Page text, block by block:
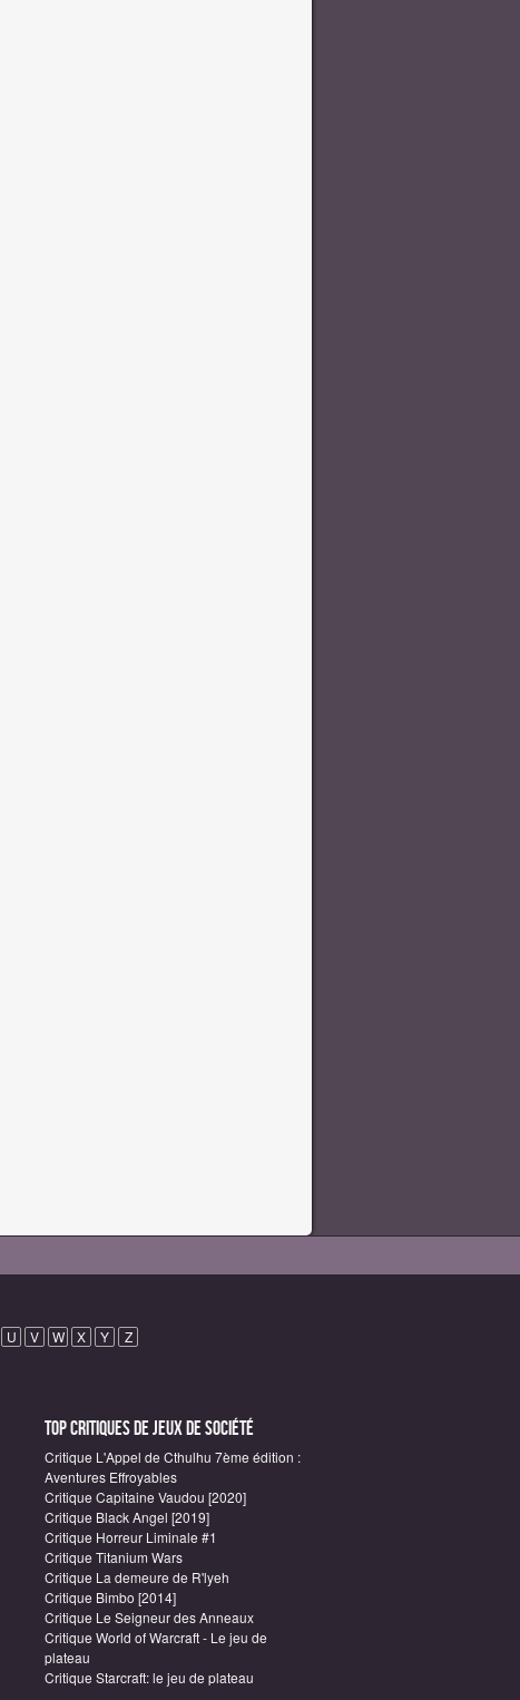
U V W X Y Z
Top critiques de Jeux de société
Critique L'Appel de Cthulhu 7ème édition :
Aventures Effroyables
Critique Capitaine Vaudou [2020]
Critique Black Angel [2019]
Critique Horreur Liminale #1
Critique Titanium Wars
Critique La demeure de R'lyeh
Critique Bimbo [2014]
Critique Le Seigneur des Anneaux
Critique World of Warcraft - Le jeu de
plateau
Critique Starcraft: le jeu de plateau